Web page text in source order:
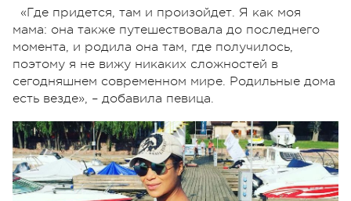
«Где придется, там и произойдет. Я как моя
мама: она также путешествовала до последнего
момента, и родила она там, где получилось,
поэтому я не вижу никаких сложностей в
сегодняшнем современном мире. Родильные дома
есть везде», – добавила певица.